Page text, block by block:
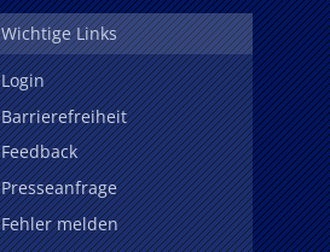
Wichtige Links
Login
Barrierefreiheit
Feedback
Presseanfrage
Fehler melden